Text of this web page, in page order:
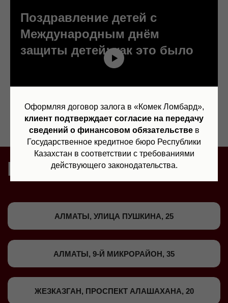
Оформляя договор залога в «Комек Ломбард»,
клиент подтверждает согласие на передачу
сведений о финансовом обязательствев
Государственное кредитное бюро Республики
Казахстан в соответствии с требованиями
действующего законодательства.
Поздравление детей с
Международным днём
защиты детей: как это было